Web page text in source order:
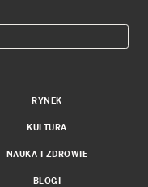
RYNEK
KULTURA
NAUKA I ZDROWIE
BLOGI